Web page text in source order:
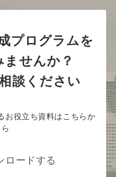
プログラムを
せんか？
談ください
お役立ち資料はこちらか
ら
ロードする